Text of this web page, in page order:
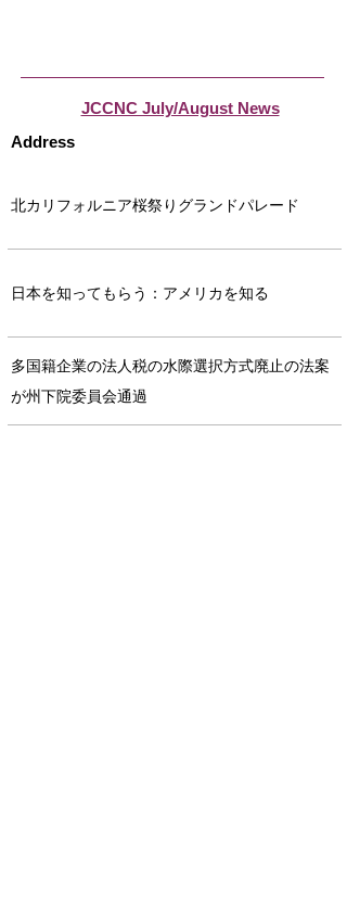
JCCNC July/August News
Address
北カリフォルニア桜祭りグランドパレード
日本を知ってもらう：アメリカを知る
多国籍企業の法人税の水際選択方式廃止の法案
が州下院委員会通過